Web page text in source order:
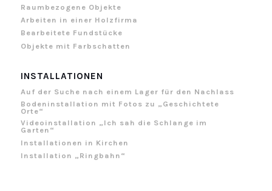
Raumbezogene Objekte
Arbeiten in einer Holzfirma
Bearbeitete Fundstücke
Objekte mit Farbschatten
INSTALLATIONEN
Auf der Suche nach einem Lager für den Nachlass
Bodeninstallation mit Fotos zu „Geschichtete
Orte“
Videoinstallation „Ich sah die Schlange im
Garten“
Installationen in Kirchen
Installation „Ringbahn“